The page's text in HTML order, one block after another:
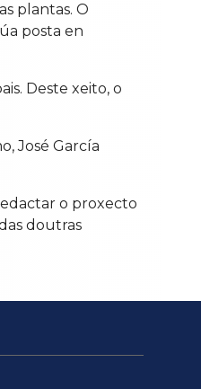
plantas. O
posta en
Deste xeito, o
José García
o proxecto
doutras